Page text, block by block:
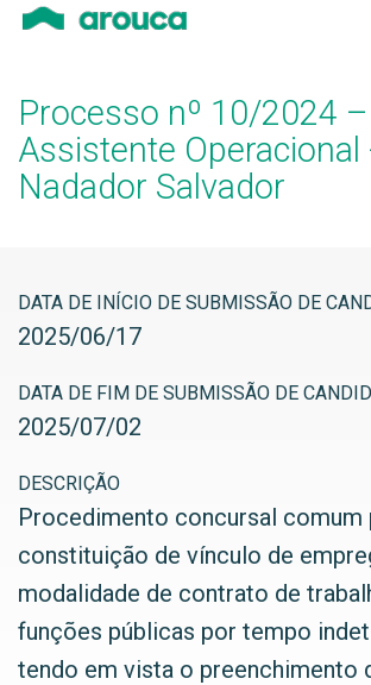
Processo nº 10/2024 –
Assistente Operacional
Nadador Salvador
DATA DE INÍCIO DE SUBMISSÃO DE
2025/06/17
DATA DE FIM DE SUBMISSÃO DE
2025/07/02
DESCRIÇÃO
Procedimento concursal comum
constituição de vínculo de
modalidade de contrato de
funções públicas por tempo
tendo em vista o preenchimento